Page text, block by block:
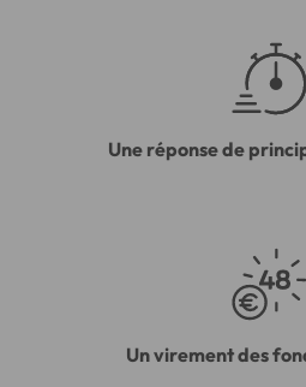
Une réponse de
Un virement des